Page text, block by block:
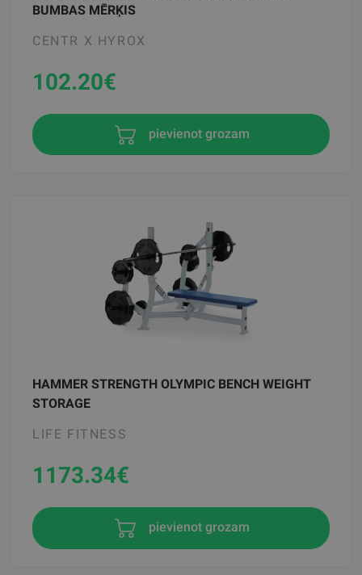
BUMBAS MĒRĶIS
CENTR X HYROX
102.20€
pievienot grozam
HAMMER STRENGTH OLYMPIC BENCH WEIGHT
STORAGE
LIFE FITNESS
1173.34€
pievienot grozam